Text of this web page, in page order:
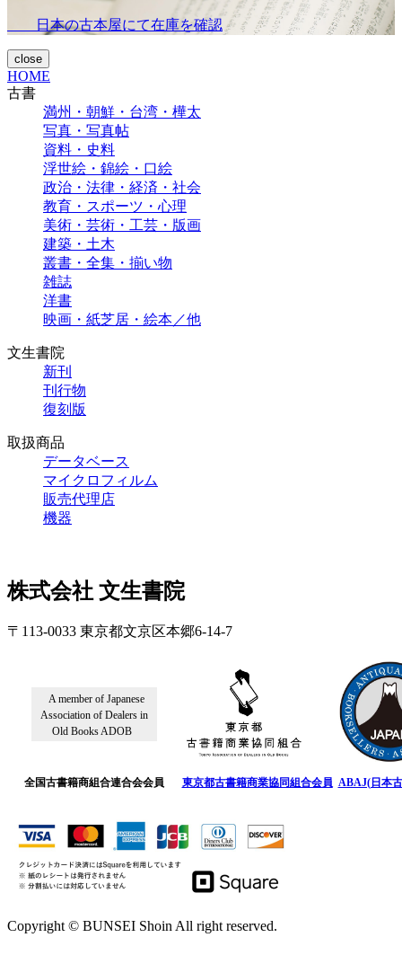
日本の古本屋にて在庫を確認
close
HOME
古書
満州・朝鮮・台湾・樺太
写真・写真帖
資料・史料
浮世絵・錦絵・口絵
政治・法律・経済・社会
教育・スポーツ・心理
美術・芸術・工芸・版画
建築・土木
叢書・全集・揃い物
雑誌
洋書
映画・紙芝居・絵本／他
文生書院
新刊
刊行物
復刻版
取扱商品
データベース
マイクロフィルム
販売代理店
機器
株式会社 文生書院
〒113-0033 東京都文京区本郷6-14-7
A member of Japanese
Association of Dealers in
Old Books ADOB
全国古書籍商組合連合会会員 東京都古書籍商業協同組合会員 ABAJ(日本
Copyright © BUNSEI Shoin All right reserved.